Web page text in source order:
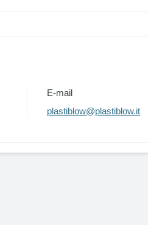
E-mail
plastiblow@plastiblow.it